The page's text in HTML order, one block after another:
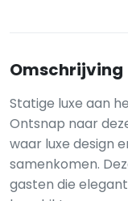
Omschrijving
Statige luxe aan
Ontsnap naar
waar luxe design
samenkomen.
gasten die